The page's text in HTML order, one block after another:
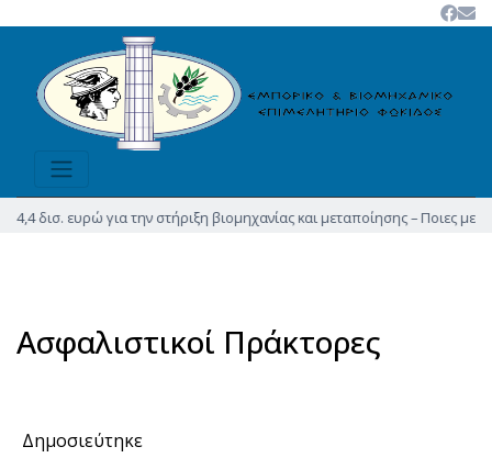
ευρώ για την στήριξη βιομηχανίας και μεταποίησης – Ποιες
Ασφαλιστικοί Πράκτορες
Δημοσιεύτηκε